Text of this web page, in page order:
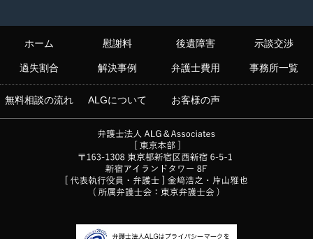
ホーム 慰謝料 後遺障害 示談交渉
過失割合 解決事例 弁護士費用 事務所一覧
無料相談の流れ ALGについて お客様の声